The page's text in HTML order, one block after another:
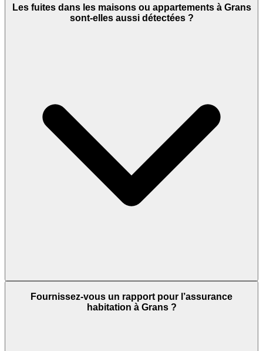
Les fuites dans les maisons ou appartements à Grans
sont-elles aussi détectées ?
Fournissez-vous un rapport pour l’assurance
habitation à Grans ?